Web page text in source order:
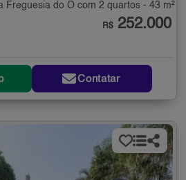
Freguesia do Ó com 2 quartos - 43 m²
R$ 252.000
Contatar